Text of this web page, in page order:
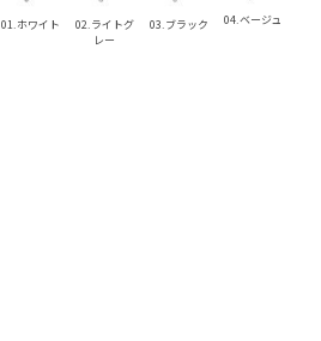
01.ホワイト
02.ライトグ
レー
03.ブラック 04.ベージュ